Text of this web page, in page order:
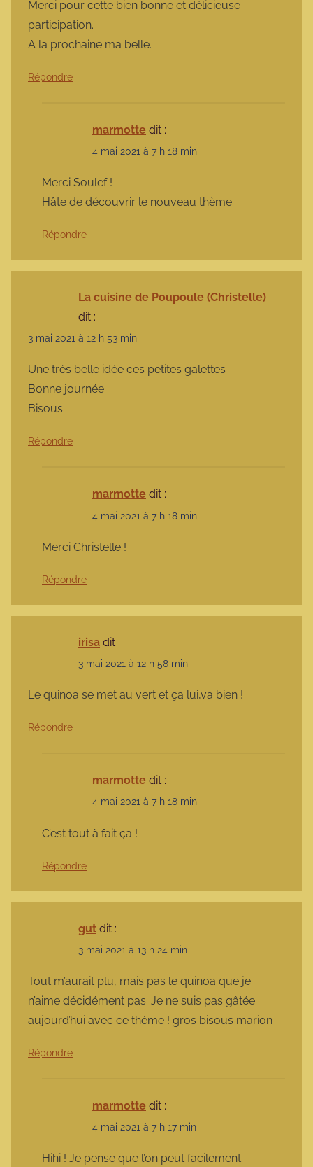
Merci pour cette bien bonne et délicieuse
participation.
A la prochaine ma belle.
Répondre
marmotte dit :
4 mai 2021 à 7 h 18 min
Merci Soulef !
Hâte de découvrir le nouveau thème.
Répondre
La cuisine de Poupoule (Christelle)
dit :
3 mai 2021 à 12 h 53 min
Une très belle idée ces petites galettes
Bonne journée
Bisous
Répondre
marmotte dit :
4 mai 2021 à 7 h 18 min
Merci Christelle !
Répondre
irisa dit :
3 mai 2021 à 12 h 58 min
Le quinoa se met au vert et ça lui,va bien !
Répondre
marmotte dit :
4 mai 2021 à 7 h 18 min
C’est tout à fait ça !
Répondre
gut dit :
3 mai 2021 à 13 h 24 min
Tout m’aurait plu, mais pas le quinoa que je
n’aime décidément pas. Je ne suis pas gâtée
aujourd’hui avec ce thème ! gros bisous marion
Répondre
marmotte dit :
4 mai 2021 à 7 h 17 min
Hihi ! Je pense que l’on peut facilement